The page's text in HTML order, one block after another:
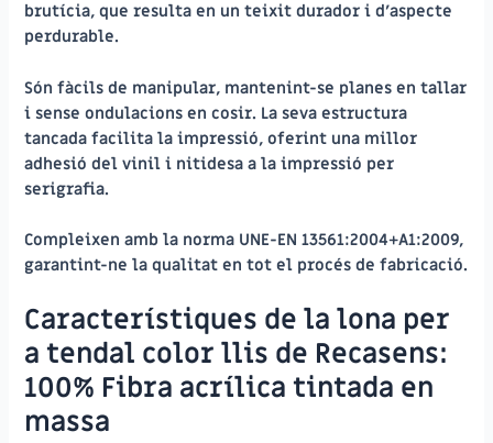
brutícia, que resulta en un teixit durador i d’aspecte
perdurable.
Són fàcils de manipular, mantenint-se planes en tallar
i sense ondulacions en cosir. La seva estructura
tancada facilita la impressió, oferint una millor
adhesió del vinil i nitidesa a la impressió per
serigrafia.
Compleixen amb la norma UNE-EN 13561:2004+A1:2009,
garantint-ne la qualitat en tot el procés de fabricació.
Característiques de la lona per
a tendal color llis de Recasens:
100% Fibra acrílica tintada en
massa